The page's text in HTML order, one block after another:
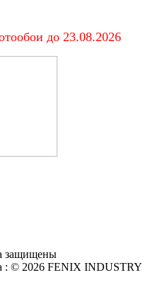
до 23.08.2026
защищены
: © 2026 FENIX INDUSTRY